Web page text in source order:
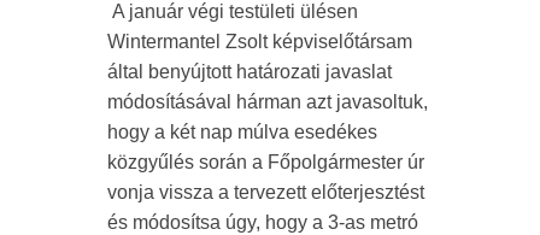
A január végi testületi ülésen
Wintermantel Zsolt képviselőtársam
által benyújtott határozati javaslat
módosításával hárman azt javasoltuk,
hogy a két nap múlva esedékes
közgyűlés során a Főpolgármester úr
vonja vissza a tervezett előterjesztést
és módosítsa úgy, hogy a 3-as metró